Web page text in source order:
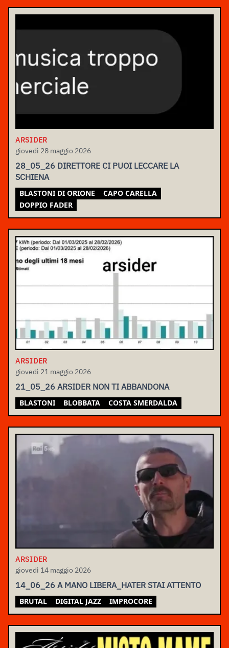
ARSIDER
giovedì 28 maggio 2026
28_05_26 DIRETTORE CI PUOI LECCARE LA
SCHIENA
BLASTONI DI ORIONE
CAPO CARELLA
DOPPIO FADER
ARSIDER
giovedì 21 maggio 2026
21_05_26 ARSIDER NON TI ABBANDONA
BLASTONI BLOBBATA COSTA SMERDALDA
ARSIDER
giovedì 14 maggio 2026
14_06_26 A MANO LIBERA_HATER STAI ATTENTO
BRUTAL DIGITAL JAZZ IMPROCORE